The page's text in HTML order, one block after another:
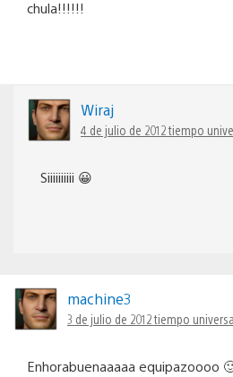
chula!!!!!!
Wiraj
4 de julio de 2012 tiempo
Siiiiiiiiii 😀
machine3
3 de julio de 2012 tiempo
Enhorabuenaaaaa equipazoooo